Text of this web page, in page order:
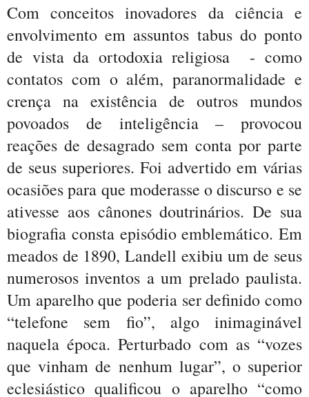
Com conceitos inovadores da ciência e
envolvimento em assuntos tabus do ponto
de vista da ortodoxia religiosa
- como
contatos com o além, paranormalidade e
crença na existência de outros mundos
povoados de inteligência – provocou
reações de desagrado sem conta por parte
de seus superiores. Foi advertido em várias
ocasiões para que moderasse o discurso e se
ativesse aos cânones doutrinários. De sua
biografia consta episódio emblemático. Em
meados de 1890, Landell exibiu um de seus
numerosos inventos a um prelado paulista.
Um aparelho que poderia ser definido como
“telefone sem fio”, algo inimaginável
naquela época. Perturbado com as “vozes
que vinham de nenhum lugar”, o superior
eclesiástico qualificou o aparelho “como